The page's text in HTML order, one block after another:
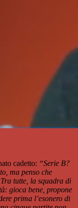
cadetto: “Serie B?
ma penso che
tutte, la squadra di
gioca bene, propone
prima l’esonero di